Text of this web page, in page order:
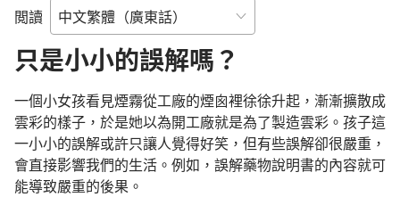
閲讀
只是小小的誤解嗎？
一個小女孩看見煙霧從工廠的煙囪裡徐徐升起，漸漸擴散成
雲彩的樣子，於是她以為開工廠就是為了製造雲彩。孩子這
一小小的誤解或許只讓人覺得好笑，但有些誤解卻很嚴重，
會直接影響我們的生活。例如，誤解藥物說明書的內容就可
能導致嚴重的後果。